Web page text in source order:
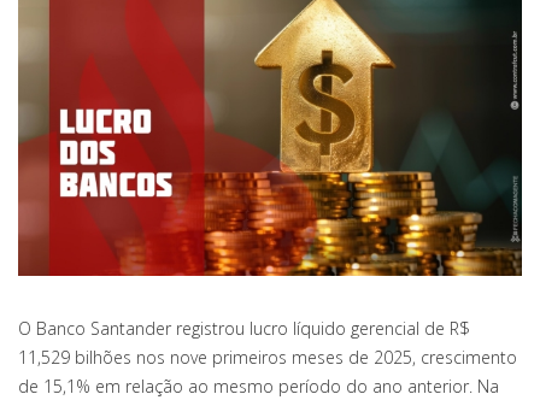
O Banco Santander registrou lucro líquido gerencial de R$
11,529 bilhões nos nove primeiros meses de 2025, crescimento
de 15,1% em relação ao mesmo período do ano anterior. Na